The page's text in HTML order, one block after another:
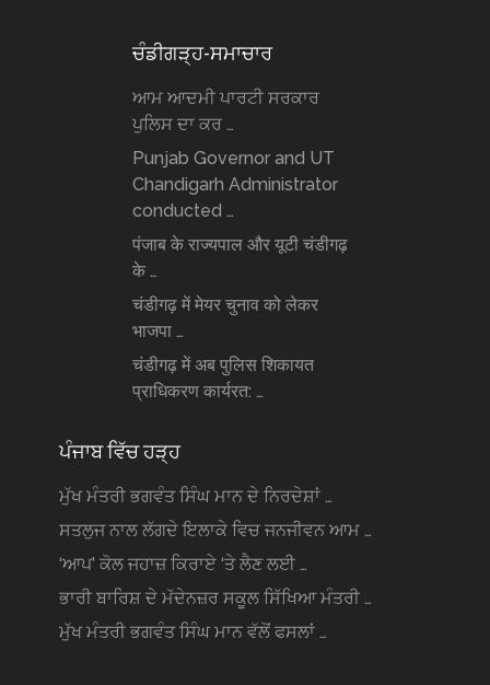
ਚੰਡੀਗੜ੍ਹ-ਸਮਾਚਾਰ
ਆਮ ਆਦਮੀ ਪਾਰਟੀ ਸਰਕਾਰ
ਪੁਲਿਸ ਦਾ ਕਰ …
Punjab Governor and UT
Chandigarh Administrator
conducted …
पंजाब के राज्यपाल और यूटी चंडीगढ़
के …
चंडीगढ़ में मेयर चुनाव को लेकर
भाजपा …
चंडीगढ़ में अब पुलिस शिकायत
प्राधिकरण कार्यरत: …
ਪੰਜਾਬ ਵਿੱਚ ਹੜ੍ਹ
ਮੁੱਖ ਮੰਤਰੀ ਭਗਵੰਤ ਸਿੰਘ ਮਾਨ ਦੇ ਨਿਰਦੇਸ਼ਾਂ …
ਸਤਲੁਜ ਨਾਲ ਲੱਗਦੇ ਇਲਾਕੇ ਵਿਚ ਜਨਜੀਵਨ ਆਮ …
‘ਆਪ’ ਕੋਲ ਜਹਾਜ਼ ਕਿਰਾਏ ‘ਤੇ ਲੈਣ ਲਈ …
ਭਾਰੀ ਬਾਰਿਸ਼ ਦੇ ਮੱਦੇਨਜ਼ਰ ਸਕੂਲ ਸਿੱਖਿਆ ਮੰਤਰੀ …
ਮੁੱਖ ਮੰਤਰੀ ਭਗਵੰਤ ਸਿੰਘ ਮਾਨ ਵੱਲੋਂ ਫਸਲਾਂ …